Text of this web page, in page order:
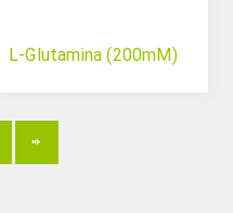
L-Glutamina (200mM)